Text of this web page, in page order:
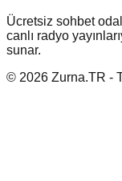
Ücretsiz sohbet
canlı radyo
sunar.
© 2026 Zurna.TR -